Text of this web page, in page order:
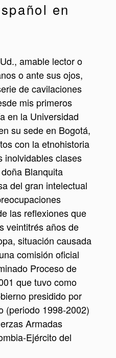
en
amable lector o
o ante sus ojos,
de cavilaciones
mis primeros
en la Universidad
su sede en Bogotá,
con la etnohistoria
inolvidables clases
Blanquita
del gran intelectual
las reflexiones que
veintitrés años de
situación causada
comisión oficial
Proceso de
que tuvo como
presidido por
(periodo 1998-2002)
Armadas
Ejército del